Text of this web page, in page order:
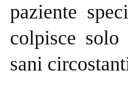
paziente
colpisce
sani